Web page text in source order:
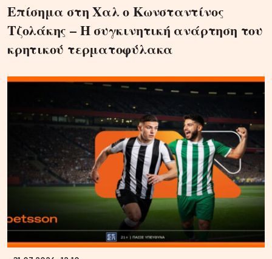
Επίσημα στη Χαλ ο Κωνσταντίνος
Τζολάκης – Η συγκινητική ανάρτηση του
κρητικού τερματοφύλακα